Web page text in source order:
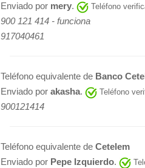
Enviado por mery. Teléfono
900 121 414 - funciona
917040461
Teléfono equivalente de Banco
Enviado por akasha. Teléfono
900121414
Teléfono equivalente de Cetelem
Enviado por Pepe Izquierdo.